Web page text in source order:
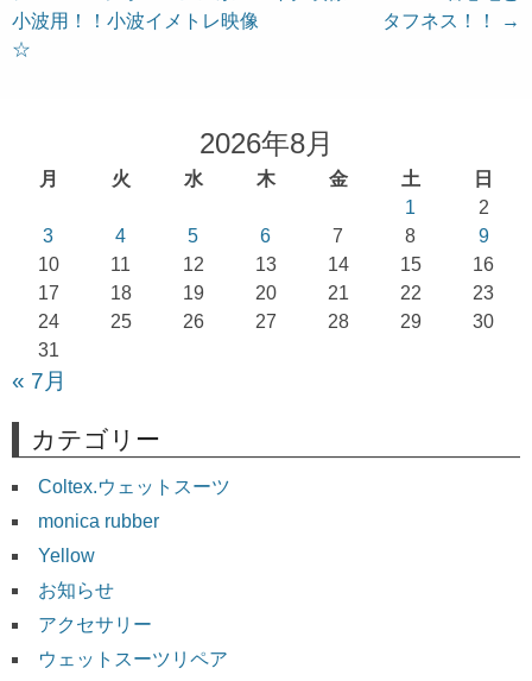
ナ
小波用！！小波イメトレ映像
☆
タフネス！！
→
2026年8月
月 火 水 木 金 土
日
1
2
3
4 5 6 7 8
9
10
11 12 13 14 15
16
17
18 19 20 21 22
23
24
25 26 27 28 29
30
31
« 7月
カテゴリー
Coltex.ウェットスーツ
monica rubber
Yellow
お知らせ
アクセサリー
ウェットスーツリペア